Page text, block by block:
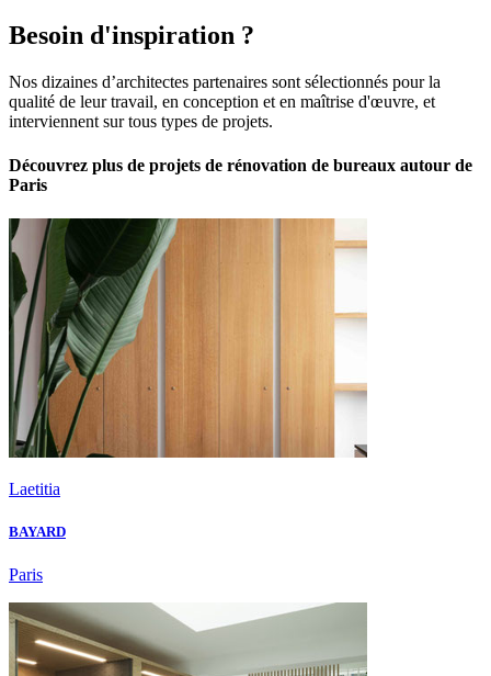
Besoin d'inspiration ?
Nos dizaines d’architectes partenaires sont sélectionnés pour la
qualité de leur travail, en conception et en maîtrise d'œuvre, et
interviennent sur tous types de projets.
Découvrez plus de projets de rénovation de bureaux autour de
Paris
Laetitia
BAYARD
Paris